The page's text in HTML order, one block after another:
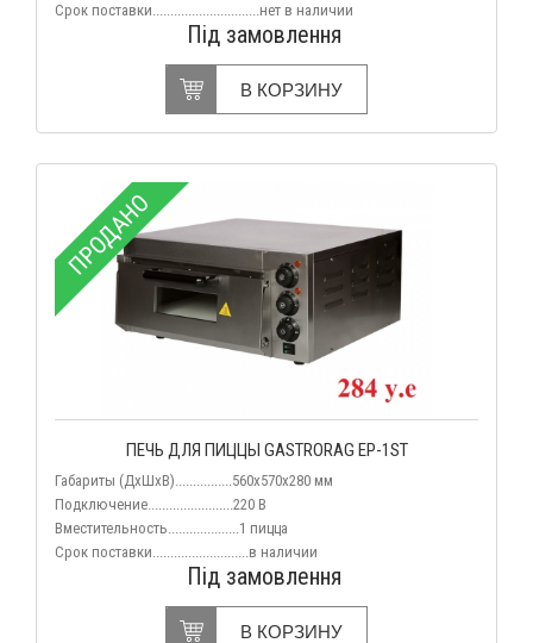
Срок поставки..............................нет в наличии
Під замовлення
В КОРЗИНУ
ПРОДАНО
ПЕЧЬ ДЛЯ ПИЦЦЫ GASTRORAG EP-1ST
Габариты (ДхШхВ)................560х570х280 мм
Подключение........................220 В
Вместительность....................1 пицца
Срок поставки...........................в наличии
Під замовлення
В КОРЗИНУ